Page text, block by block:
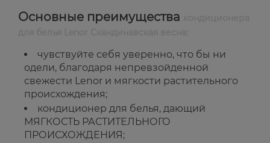
Основные преимущества
чувствуйте себя уверенно, что бы ни
одели, благодаря непревзойденной
свежести Lenor и мягкости растительного
происхождения;
кондиционер для белья, дающий
МЯГКОСТЬ РАСТИТЕЛЬНОГО
ПРОИСХОЖДЕНИЯ;